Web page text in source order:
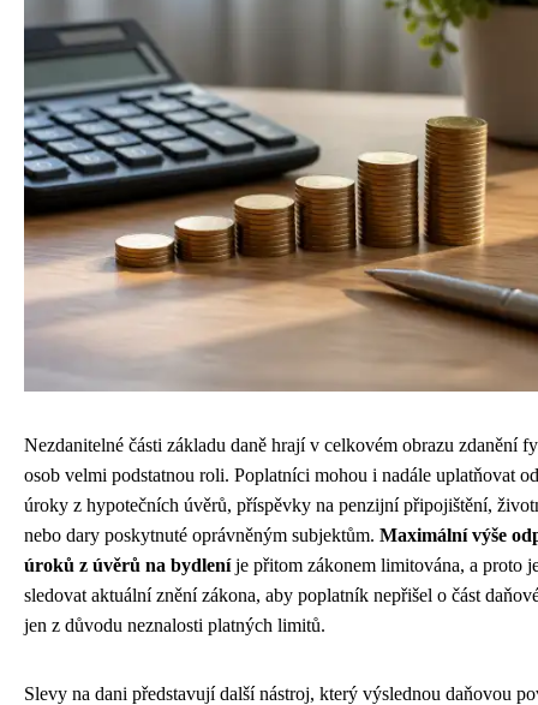
Nezdanitelné části základu daně hrají v celkovém obrazu zdanění
osob velmi podstatnou roli. Poplatníci mohou i nadále uplatňovat
úroky z hypotečních úvěrů, příspěvky na penzijní připojištění,
nebo dary poskytnuté oprávněným subjektům. Maximální výše
úroků z úvěrů na bydleníje přitom zákonem limitována, a proto
sledovat aktuální znění zákona, aby poplatník nepřišel o část
jen z důvodu neznalosti platných limitů.
Slevy na dani představují další nástroj, který výslednou daňovou